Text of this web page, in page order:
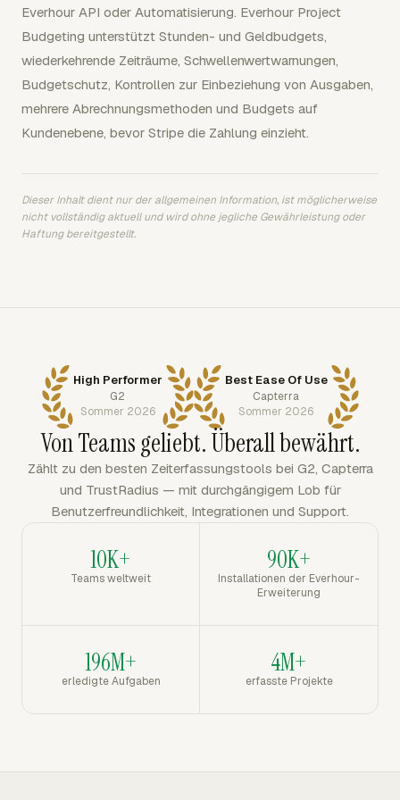
Everhour API oder Automatisierung. Everhour Project
Budgeting unterstützt Stunden- und Geldbudgets,
wiederkehrende Zeiträume, Schwellenwertwarnungen,
Budgetschutz, Kontrollen zur Einbeziehung von Ausgaben,
mehrere Abrechnungsmethoden und Budgets auf
Kundenebene, bevor Stripe die Zahlung einzieht.
Dieser Inhalt dient nur der allgemeinen Information, ist möglicherweise
nicht vollständig aktuell und wird ohne jegliche Gewährleistung oder
Haftung bereitgestellt.
High Performer
G2
Sommer 2026
Best Ease Of Use
Capterra
Sommer 2026
Von Teams geliebt. Überall bewährt.
Zählt zu den besten Zeiterfassungstools bei G2, Capterra
und TrustRadius — mit durchgängigem Lob für
Benutzerfreundlichkeit, Integrationen und Support.
10K+
Teams weltweit
90K+
Installationen der Everhour-
Erweiterung
196M+
erledigte Aufgaben
4M+
erfasste Projekte